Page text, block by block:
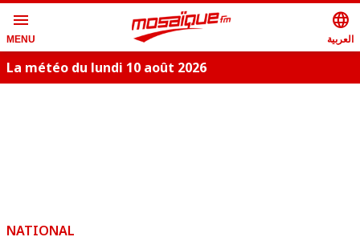
menu
MENU
language
العربية
La météo du lundi 10 août 2026
NATIONAL